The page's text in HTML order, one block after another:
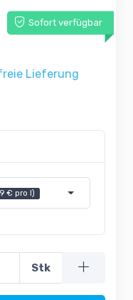
Sofort verfügbar
Lieferung
€ pro l)
Stk